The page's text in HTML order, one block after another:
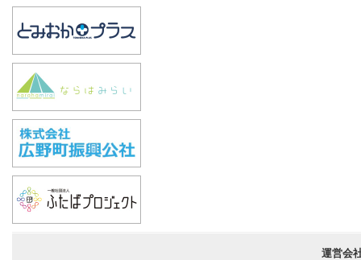
運営会